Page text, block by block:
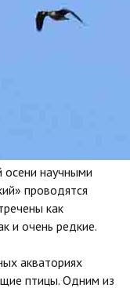
осени научными
проводятся
как
и очень редкие.
акваториях
птицы. Одним из